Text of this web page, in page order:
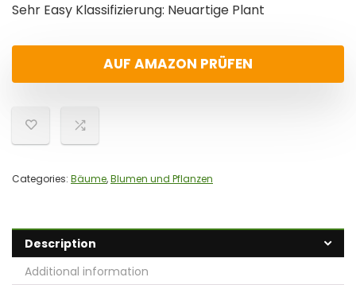
Sehr Easy Klassifizierung: Neuartige Plant
AUF AMAZON PRÜFEN
Categories: Bäume,Blumen und Pflanzen
Description
Additional information